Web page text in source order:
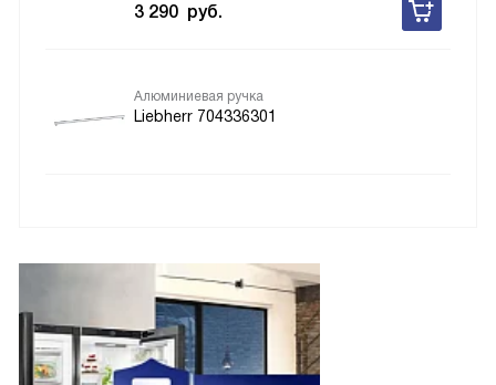
3 290 руб.
Алюминиевая ручка
Liebherr 704336301